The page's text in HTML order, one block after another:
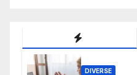
DIVERSE